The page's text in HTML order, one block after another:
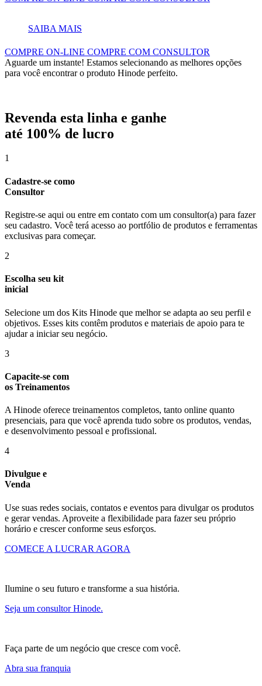
SAIBA MAIS
COMPRE ON-LINE COMPRE COM CONSULTOR
Aguarde um instante! Estamos selecionando as melhores opções
para você encontrar o produto Hinode perfeito.
Revenda esta linha e ganhe
até 100% de lucro
1
Cadastre-se como
Consultor
Registre-se aqui ou entre em contato com um consultor(a) para fazer
seu cadastro. Você terá acesso ao portfólio de produtos e ferramentas
exclusivas para começar.
2
Escolha seu kit
inicial
Selecione um dos Kits Hinode que melhor se adapta ao seu perfil e
objetivos. Esses kits contêm produtos e materiais de apoio para te
ajudar a iniciar seu negócio.
3
Capacite-se com
os Treinamentos
A Hinode oferece treinamentos completos, tanto online quanto
presenciais, para que você aprenda tudo sobre os produtos, vendas,
e desenvolvimento pessoal e profissional.
4
Divulgue e
Venda
Use suas redes sociais, contatos e eventos para divulgar os produtos
e gerar vendas. Aproveite a flexibilidade para fazer seu próprio
horário e crescer conforme seus esforços.
COMECE A LUCRAR AGORA
Ilumine o seu futuro e transforme a sua história.
Seja um consultor Hinode.
Faça parte de um negócio que cresce com você.
Abra sua franquia